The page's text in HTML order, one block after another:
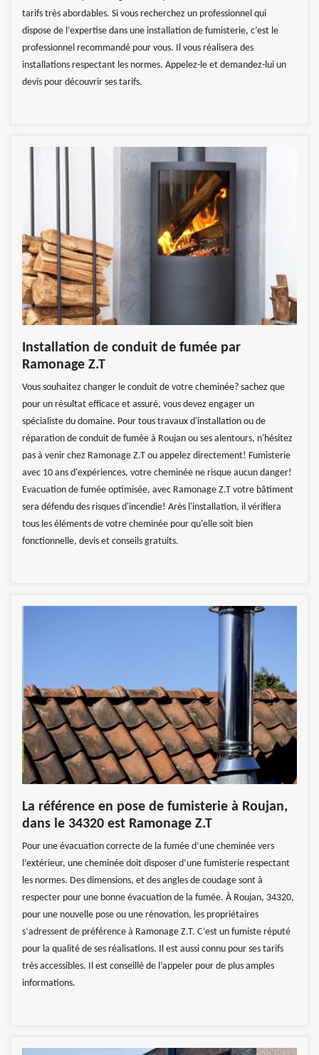
tarifs très abordables. Si vous recherchez un professionnel qui
dispose de l’expertise dans une installation de fumisterie, c’est le
professionnel recommandé pour vous. Il vous réalisera des
installations respectant les normes. Appelez-le et demandez-lui un
devis pour découvrir ses tarifs.
Installation de conduit de fumée par
Ramonage Z.T
Vous souhaitez changer le conduit de votre cheminée? sachez que
pour un résultat efficace et assuré, vous devez engager un
spécialiste du domaine. Pour tous travaux d'installation ou de
réparation de conduit de fumée à Roujan ou ses alentours, n'hésitez
pas à venir chez Ramonage Z.T ou appelez directement! Fumisterie
avec 10 ans d'expériences, votre cheminée ne risque aucun danger!
Evacuation de fumée optimisée, avec Ramonage Z.T votre bâtiment
sera défendu des risques d'incendie! Arès l'installation, il vérifiera
tous les éléments de votre cheminée pour qu'elle soit bien
fonctionnelle, devis et conseils gratuits.
La référence en pose de fumisterie à Roujan,
dans le 34320 est Ramonage Z.T
Pour une évacuation correcte de la fumée d’une cheminée vers
l’extérieur, une cheminée doit disposer d’une fumisterie respectant
les normes. Des dimensions, et des angles de coudage sont à
respecter pour une bonne évacuation de la fumée. À Roujan, 34320,
pour une nouvelle pose ou une rénovation, les propriétaires
s‘adressent de préférence à Ramonage Z.T. C’est un fumiste réputé
pour la qualité de ses réalisations. Il est aussi connu pour ses tarifs
très accessibles. Il est conseillé de l’appeler pour de plus amples
informations.